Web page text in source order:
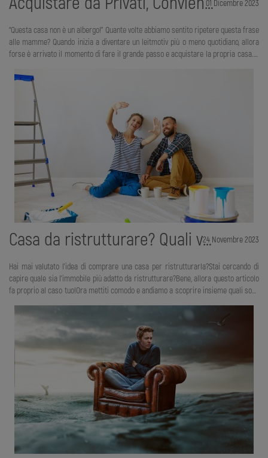
01 Dicembre 2023
“Questa casa non è un albergo!” Quante volte abbiamo sentito ripetere questa frase
alle mamme? Quando inizia a diventare un leitmotiv più o meno quotidiano, allora
forse è arrivato il momento di fare il grande passo e acquistare la propria casa. È
tempo trascorso in un appartamento in affitto, tanto per fare un po’ di rodaggio. A
noi italiani il mattone piace, ci dà sicurezza e ci fa sentire realizzati. È senza dubbio
l’investimento più importante e impegnativo che la stragrande maggioranza delle
persone fa nel co
Casa da ristrutturare? Quali vantaggi?
24 Novembre 2023
Hai mai valutato l’idea di comprare una casa per ristrutturarla?Stai cercando di
capire quale sia l’immobile più adatto da ristrutturare?Bene, allora questo articolo
fa proprio al caso tuo!Ora mettiti comodo e andiamo a scoprire insieme quali sono
che ci sono molti benefici nel decidere di comprare una casa da ristrutturare e, se
ne hai la possibilità economica, ti consigliamo fortemente di valutare questa
opzione. Comprare una casa da ristrutturare ha notevoli vantaggi rispetto al
comprare una casa nuova o usata in buone condizioni, eccone alcuni:- Il prezzo
della casa.- I molti inc